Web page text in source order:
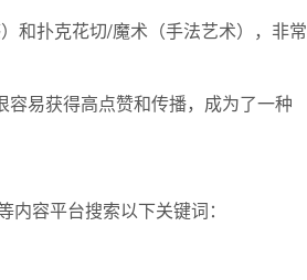
和扑克花切/魔术（手法艺术），非常
易获得高点赞和传播，成为了一种
容平台搜索以下关键词：